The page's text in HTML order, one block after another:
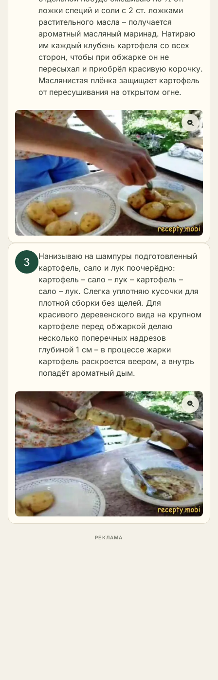
ложки специй и соли с 2 ст. ложками
растительного масла – получается
ароматный масляный маринад. Натираю
им каждый клубень картофеля со всех
сторон, чтобы при обжарке он не
пересыхал и приобрёл красивую корочку.
Маслянистая плёнка защищает картофель
от пересушивания на открытом огне.
Нанизываю на шампуры подготовленный
картофель, сало и лук поочерёдно:
картофель – сало – лук – картофель –
сало – лук. Слегка уплотняю кусочки для
плотной сборки без щелей. Для
красивого деревенского вида на крупном
картофеле перед обжаркой делаю
несколько поперечных надрезов
глубиной 1 см – в процессе жарки
картофель раскроется веером, а внутрь
попадёт ароматный дым.